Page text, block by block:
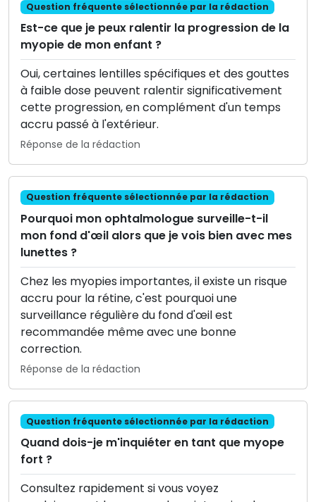
Question fréquente sélectionnée par la rédaction
Est-ce que je peux ralentir la progression de la
myopie de mon enfant ?
Oui, certaines lentilles spécifiques et des gouttes
à faible dose peuvent ralentir significativement
cette progression, en complément d'un temps
accru passé à l'extérieur.
Réponse de la rédaction
Question fréquente sélectionnée par la rédaction
Pourquoi mon ophtalmologue surveille-t-il
mon fond d'œil alors que je vois bien avec mes
lunettes ?
Chez les myopies importantes, il existe un risque
accru pour la rétine, c'est pourquoi une
surveillance régulière du fond d'œil est
recommandée même avec une bonne
correction.
Réponse de la rédaction
Question fréquente sélectionnée par la rédaction
Quand dois-je m'inquiéter en tant que myope
fort ?
Consultez rapidement si vous voyez